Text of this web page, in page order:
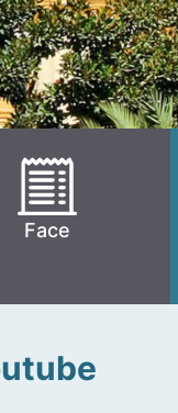
Face